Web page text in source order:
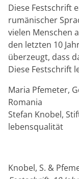
Diese Festschrift
rumänischer
vielen Menschen
den letzten 10
überzeugt, dass
Diese Festschrift
Maria Pfemeter,
Romania
Stefan Knobel,
lebensqualität
Knobel, S. &